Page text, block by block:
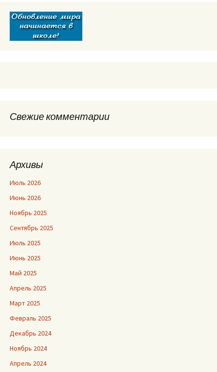
Свежие комментарии
Архивы
Июль 2026
Июнь 2026
Ноябрь 2025
Сентябрь 2025
Июль 2025
Июнь 2025
Май 2025
Апрель 2025
Март 2025
Февраль 2025
Декабрь 2024
Ноябрь 2024
Апрель 2024